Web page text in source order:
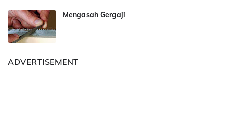
Mengasah Gergaji
ADVERTISEMENT